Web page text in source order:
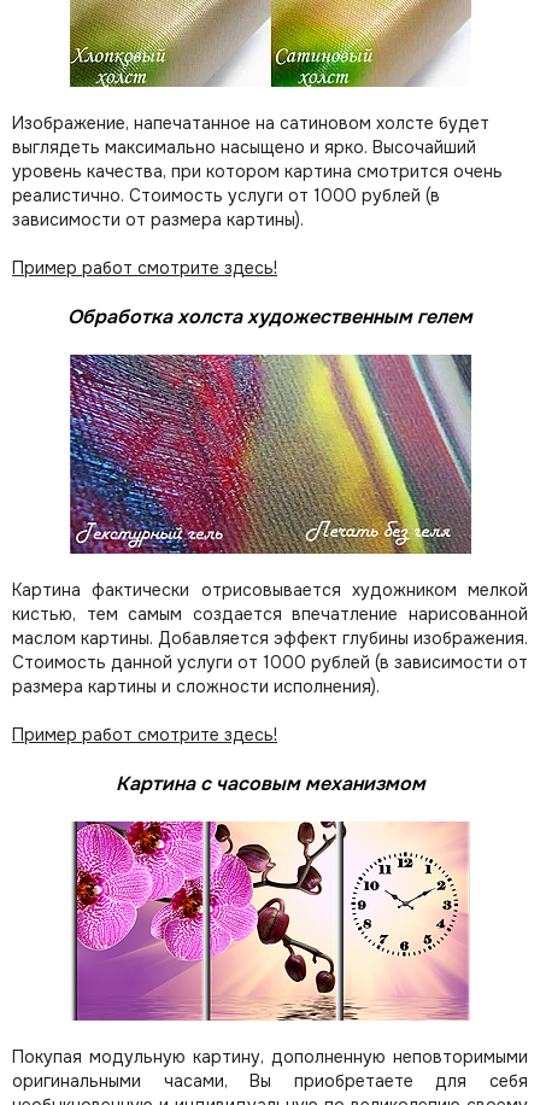
Изображение, напечатанное на сатиновом холсте будет
выглядеть максимально насыщено и ярко. Высочайший
уровень качества, при котором картина смотрится очень
реалистично. Стоимость услуги от 1000 рублей (в
зависимости от размера картины).
Пример работ смотрите здесь!
Обработка холста художественным гелем
Картина фактически отрисовывается художником мелкой
кистью, тем самым создается впечатление нарисованной
маслом картины. Добавляется эффект глубины изображения.
Стоимость данной услуги от 1000 рублей (в зависимости от
размера картины и сложности исполнения).
Пример работ смотрите здесь!
Картина с часовым механизмом
Покупая модульную картину, дополненную неповторимыми
оригинальными часами, Вы приобретаете для себя